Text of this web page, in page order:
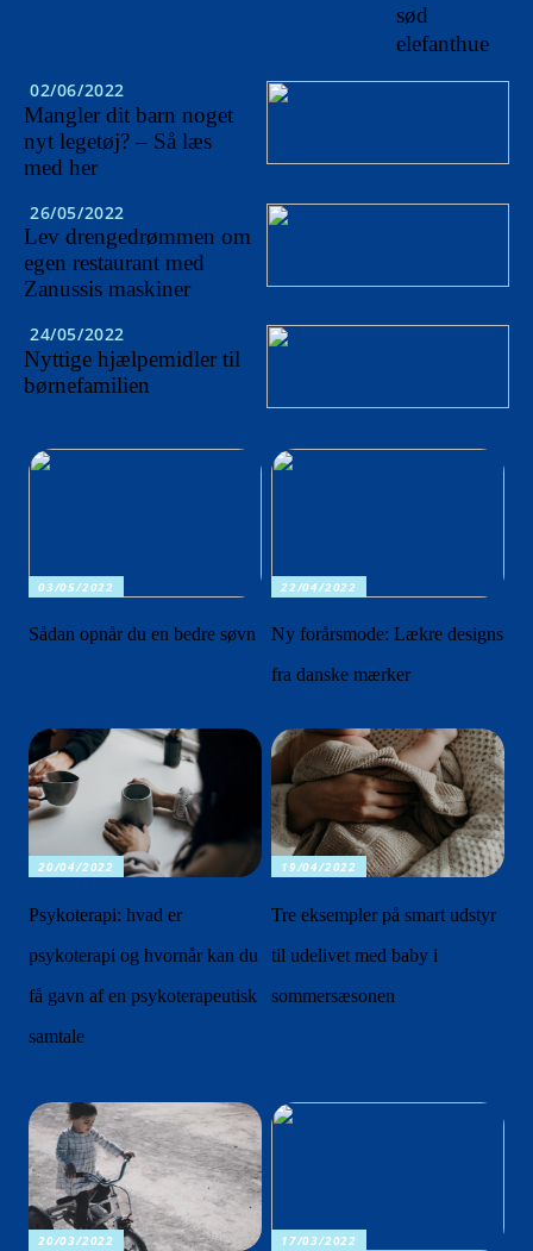
sød
elefanthue
02/06/2022
Mangler dit barn noget
nyt legetøj? – Så læs
med her
26/05/2022
Lev drengedrømmen om
egen restaurant med
Zanussis maskiner
24/05/2022
Nyttige hjælpemidler til
børnefamilien
03/05/2022
Sådan opnår du en bedre søvn
22/04/2022
Ny forårsmode: Lækre designs
fra danske mærker
20/04/2022
Psykoterapi: hvad er
psykoterapi og hvornår kan du
få gavn af en psykoterapeutisk
samtale
19/04/2022
Tre eksempler på smart udstyr
til udelivet med baby i
sommersæsonen
20/03/2022 17/03/2022